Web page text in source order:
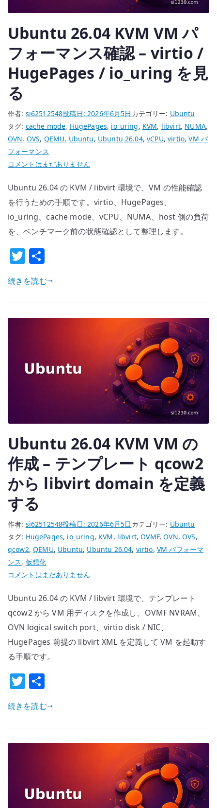
へ
の
Ubuntu 26.04 KVM VM パ
フォーマンス確認 – virtio /
HugePages / io_uring を見
る
作者: si62512548投稿日:2026年6月5日 カテゴリー: Ubuntu
タグ: cache mode, HugePages, io_uring, KVM, libvirt, NUMA,
OVN, OVS, QEMU, Ubuntu, Ubuntu 26.04,vCPU,virtio,VM パ
フォーマンス
Ubuntu
KVM
VM
パ
フ
ー
マ
ン
確
HugePages
の
コメントはまだありません
Ubuntu 26.04 の KVM / libvirt 環境で、VM の性能確認
を行うための手順です。virtio、HugePages、
io_uring、cache mode、vCPU、NUMA、host 側の負荷
を、ベンチマーク前の状態確認として整理します。
T
w
it
te
r
続きを読む
Ubuntu 26.04 KVM VM の
作成 – テンプレート qcow2
から libvirt domain を定義
する
作者: si62512548投稿日:2026年6月5日 カテゴリー: Ubuntu
タグ: HugePages, io_uring, KVM, libvirt,OVMF,OVN,OVS,
qcow2,QEMU, Ubuntu, Ubuntu 26.04, virtio, VM パフォーマ
ンス, 仮想化
Ubuntu
KVM
VM
の
作
–
テ
ン
プ
ー
libvirt
domain
コメントはまだありません
Ubuntu 26.04 の KVM / libvirt 環境で、テンプレート
qcow2 から VM 用ディスクを作成し、OVMF NVRAM、
OVN logical switch port、virtio disk / NIC、
HugePages 前提の libvirt XML を定義して VM を起動す
る手順です。
T
w
it
te
r
続きを読む